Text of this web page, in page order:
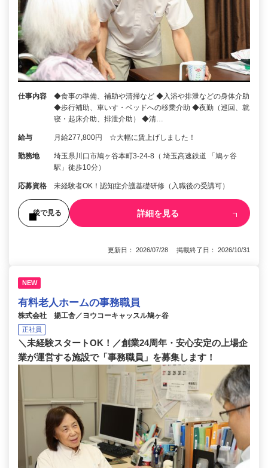
仕事内容
◆食事の準備、補助や清掃など ◆入浴や排泄などの身体介助
◆歩行補助、車いす・ベッドへの移乗介助 ◆夜勤（巡回、就
寝・起床介助、排泄介助） ◆清…
給与 月給277,800円 ☆大幅に賃上げしました！
勤務地
埼玉県川口市鳩ヶ谷本町3-24-8（ 埼玉高速鉄道 「鳩ヶ谷
駅」徒歩10分）
応募資格 未経験者OK！認知症介護基礎研修（入職後の受講可）
後で見る 詳細を見る
更新日： 2026/07/28 掲載終了日： 2026/10/31
NEW
有料老人ホームの事務職員
株式会社 揚工舎／ヨウコーキャッスル鳩ヶ谷
正社員
＼未経験スタートOK！／創業24周年・安心安定の上場企
業が運営する施設で「事務職員」を募集します！